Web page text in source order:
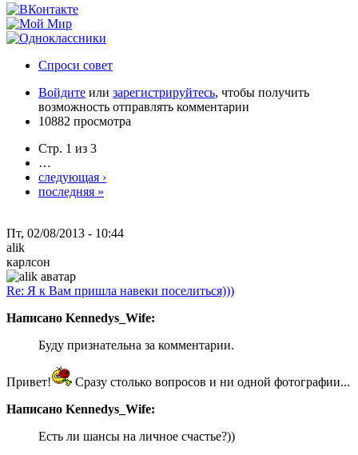
Спроси совет
Войдите или зарегистрируйтесь, чтобы получить
возможность отправлять комментарии
10882 просмотра
Стр. 1 из 3
…
следующая ›
последняя »
Пт, 02/08/2013 - 10:44
alik
карлсон
Re: Я к Вам пришла навеки поселиться)))
Написано Kennedys_Wife:
Буду признательна за комментарии.
Привет!
Сразу столько вопросов и ни одной фотографии...
Написано Kennedys_Wife:
Есть ли шансы на личное счастье?))